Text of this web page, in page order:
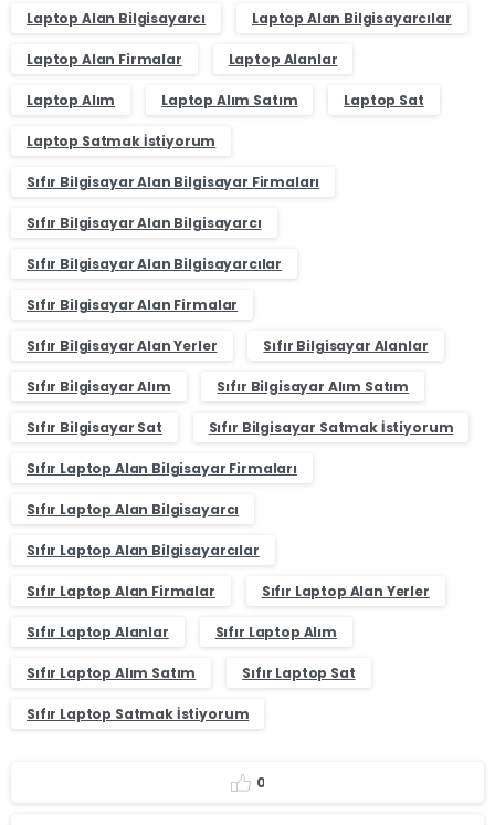
Laptop Alan Bilgisayarcı Laptop Alan Bilgisayarcılar
Laptop Alan Firmalar Laptop Alanlar
Laptop Alım Laptop Alım Satım Laptop Sat
Laptop Satmak İstiyorum
Sıfır Bilgisayar Alan Bilgisayar Firmaları
Sıfır Bilgisayar Alan Bilgisayarcı
Sıfır Bilgisayar Alan Bilgisayarcılar
Sıfır Bilgisayar Alan Firmalar
Sıfır Bilgisayar Alan Yerler Sıfır Bilgisayar Alanlar
Sıfır Bilgisayar Alım Sıfır Bilgisayar Alım Satım
Sıfır Bilgisayar Sat Sıfır Bilgisayar Satmak İstiyorum
Sıfır Laptop Alan Bilgisayar Firmaları
Sıfır Laptop Alan Bilgisayarcı
Sıfır Laptop Alan Bilgisayarcılar
Sıfır Laptop Alan Firmalar Sıfır Laptop Alan Yerler
Sıfır Laptop Alanlar Sıfır Laptop Alım
Sıfır Laptop Alım Satım Sıfır Laptop Sat
Sıfır Laptop Satmak İstiyorum
0